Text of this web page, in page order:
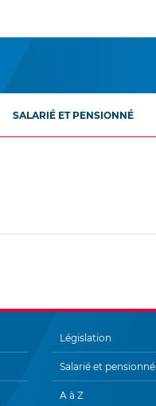
SALARIÉ ET PENSIONNÉ
Législation
Salarié et pensionné
A à Z